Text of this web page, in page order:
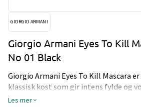
GIORGIO ARMANI
Giorgio Armani Eyes To Kill
No 01 Black
Giorgio Armani Eyes To Kill Mascara
klassisk kost som gir intens fylde og
Les mer